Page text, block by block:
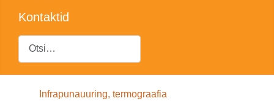
Kontaktid
Otsing
Infrapunauuring, termograafia